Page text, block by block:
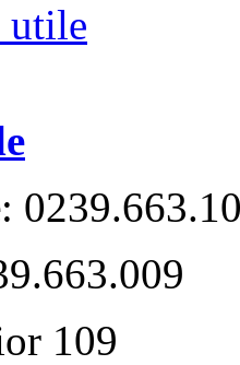
utile
:
109